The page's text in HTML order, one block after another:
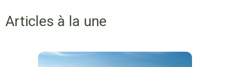
Articles à la une